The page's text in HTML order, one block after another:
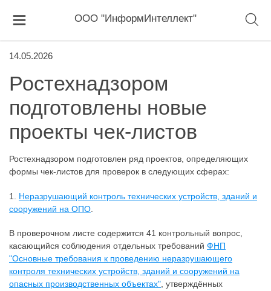
ООО "ИнформИнтеллект"
14.05.2026
Ростехнадзором
подготовлены новые
проекты чек-листов
Ростехнадзором подготовлен ряд проектов, определяющих
формы чек-листов для проверок в следующих сферах:
1. Неразрушающий контроль технических устройств, зданий и
сооружений на ОПО
В проверочном листе содержится 41 контрольный вопрос,
касающийся соблюдения отдельных требований ФНП
"Основные требования к проведению неразрушающего
контроля технических устройств, зданий и сооружений на
опасных производственных объектах" , утверждённых